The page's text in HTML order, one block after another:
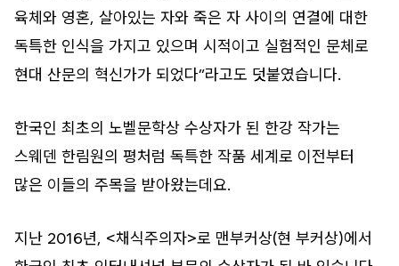
육체와 영혼, 살아있는 자와 죽은 자 사이의 연결에 대한
독특한 인식을 가지고 있으며 시적이고 실험적인 문체로
현대 산문의 혁신가가 되었다”라고도 덧붙였습니다.
한국인 최초의 노벨문학상 수상자가 된 한강 작가는
스웨덴 한림원의 평처럼 독특한 작품 세계로 이전부터
많은 이들의 주목을 받아왔는데요.
지난 2016년, <채식주의자>로 맨부커상(현 부커상)에서